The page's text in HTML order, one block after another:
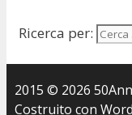
Ricerca per:
2015 © 2026
Costruito con